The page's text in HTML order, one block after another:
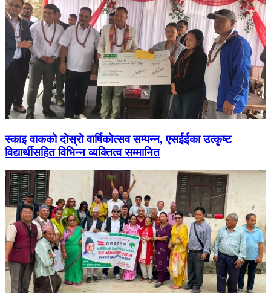
स्काइ वाकको दोस्रो वार्षिकोत्सव सम्पन्न, एसईईका उत्कृष्ट
विद्यार्थीसहित विभिन्न व्यक्तित्व सम्मानित